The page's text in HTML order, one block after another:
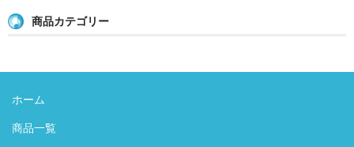
商品カテゴリー
ホーム
商品一覧